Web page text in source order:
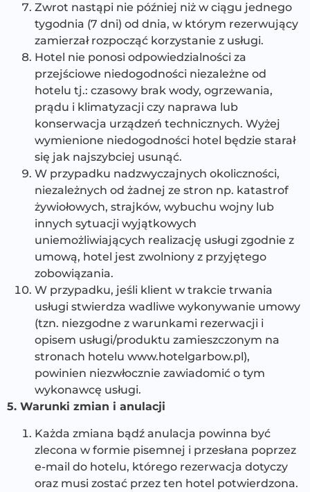
Zwrot nastąpi nie później niż w ciągu jednego
tygodnia (7 dni) od dnia, w którym rezerwujący
zamierzał rozpocząć korzystanie z usługi.
Hotel nie ponosi odpowiedzialności za
przejściowe niedogodności niezależne od
hotelu tj.: czasowy brak wody, ogrzewania,
prądu i klimatyzacji czy naprawa lub
konserwacja urządzeń technicznych. Wyżej
wymienione niedogodności hotel będzie starał
się jak najszybciej usunąć.
W przypadku nadzwyczajnych okoliczności,
niezależnych od żadnej ze stron np. katastrof
żywiołowych, strajków, wybuchu wojny lub
innych sytuacji wyjątkowych
uniemożliwiających realizację usługi zgodnie z
umową, hotel jest zwolniony z przyjętego
zobowiązania.
W przypadku, jeśli klient w trakcie trwania
usługi stwierdza wadliwe wykonywanie umowy
(tzn. niezgodne z warunkami rezerwacji i
opisem usługi/produktu zamieszczonym na
stronach hotelu www.hotelgarbow.pl),
powinien niezwłocznie zawiadomić o tym
wykonawcę usługi.
5. Warunki zmian i anulacji
Każda zmiana bądź anulacja powinna być
zlecona w formie pisemnej i przesłana poprzez
e-mail do hotelu, którego rezerwacja dotyczy
oraz musi zostać przez ten hotel potwierdzona.